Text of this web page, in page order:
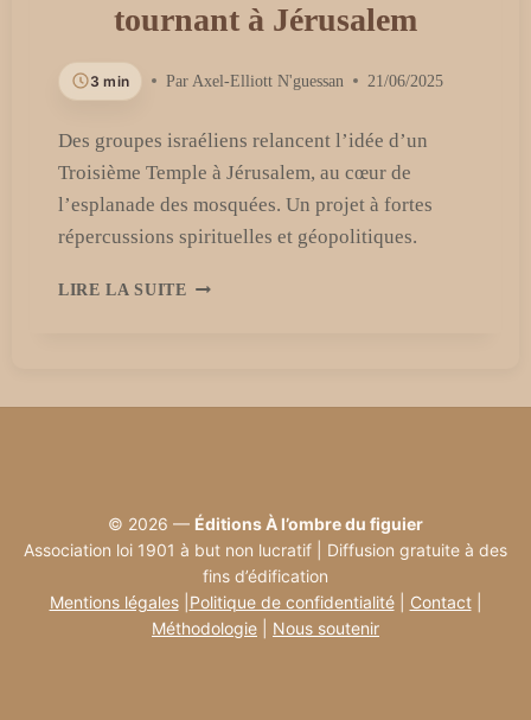
tournant à Jérusalem
3 min Par Axel-Elliott N'guessan 21/06/2025
Des groupes israéliens relancent l’idée d’un
Troisième Temple à Jérusalem, au cœur de
l’esplanade des mosquées. Un projet à fortes
répercussions spirituelles et géopolitiques.
LIRE LA SUITE PRÉPARATIFS
TROISIÈME
À
JÉRUSALEM
© 2026 — Éditions À l’ombre du figuier
Association loi 1901 à but non lucratif | Diffusion gratuite à des
fins d’édification
Mentions légales| Politique de confidentialité| Contact|
Méthodologie
Nous soutenir